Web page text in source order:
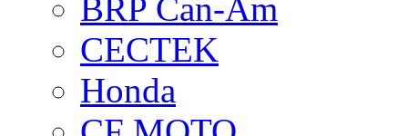
BRP Can-Am
CECTEK
Honda